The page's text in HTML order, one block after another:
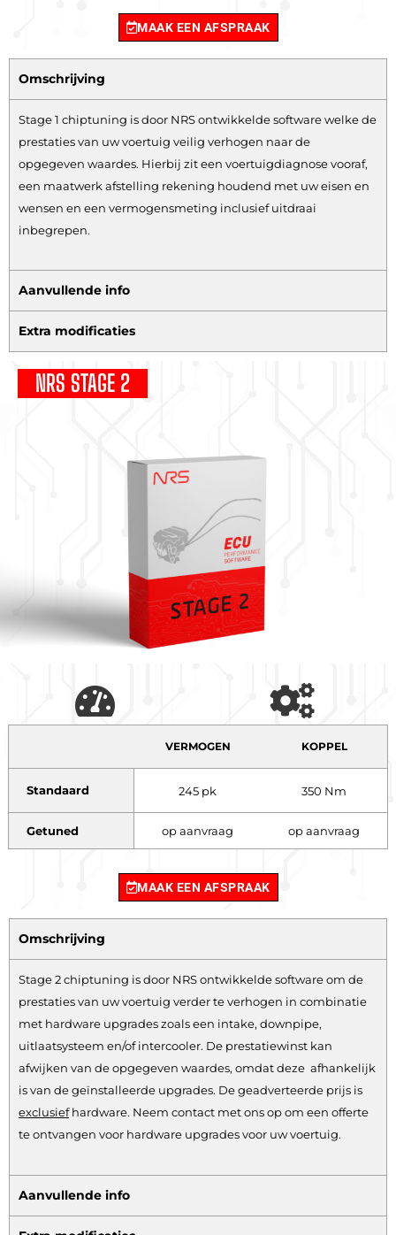
MAAK EEN AFSPRAAK
Omschrijving
Stage 1 chiptuning is door NRS ontwikkelde software welke de
prestaties van uw voertuig veilig verhogen naar de
opgegeven waardes. Hierbij zit een voertuigdiagnose vooraf,
een maatwerk afstelling rekening houdend met uw eisen en
wensen en een vermogensmeting inclusief uitdraai
inbegrepen.
Aanvullende info
Extra modificaties
NRS STAGE 2
VERMOGEN KOPPEL
Standaard 245 pk 350 Nm
Getuned op aanvraag op aanvraag
MAAK EEN AFSPRAAK
Omschrijving
Stage 2 chiptuning is door NRS ontwikkelde software om de
prestaties van uw voertuig verder te verhogen in combinatie
met hardware upgrades zoals een intake, downpipe,
uitlaatsysteem en/of intercooler. De prestatiewinst kan
afwijken van de opgegeven waardes, omdat deze afhankelijk
is van de geïnstalleerde upgrades. De geadverteerde prijs is
exclusiefhardware. Neem contact met ons op om een offerte
te ontvangen voor hardware upgrades voor uw voertuig.
Aanvullende info